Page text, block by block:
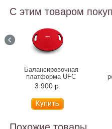
С этим товаром
Балансировочная
платформа UFC
3 900 р.